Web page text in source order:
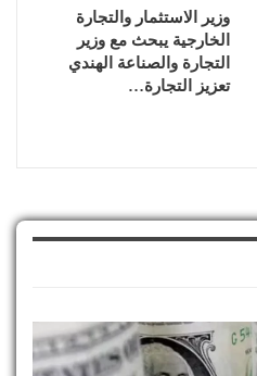
وزير الاستثمار والتجارة
الخارجية يبحث مع وزير
التجارة والصناعة الهندي
تعزيز التجارة…